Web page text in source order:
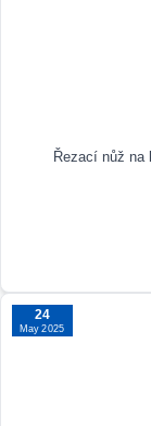
Řezací nůž na
24
May 2025